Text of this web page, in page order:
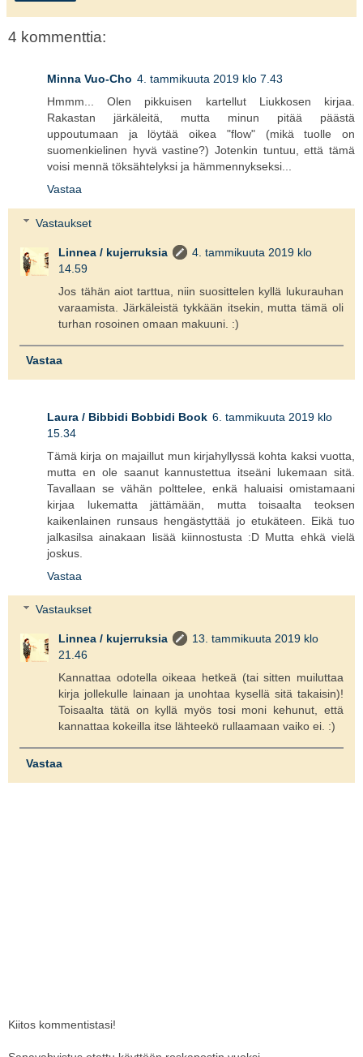
4 kommenttia:
Minna Vuo-Cho 4. tammikuuta 2019 klo 7.43
Hmmm... Olen pikkuisen kartellut Liukkosen kirjaa.
Rakastan järkäleitä, mutta minun pitää päästä
uppoutumaan ja löytää oikea "flow" (mikä tuolle on
suomenkielinen hyvä vastine?) Jotenkin tuntuu, että tämä
voisi mennä töksähtelyksi ja hämmennykseksi...
Vastaa
Vastaukset
Linnea / kujerruksia
4. tammikuuta 2019 klo
14.59
Jos tähän aiot tarttua, niin suosittelen kyllä lukurauhan
varaamista. Järkäleistä tykkään itsekin, mutta tämä oli
turhan rosoinen omaan makuuni. :)
Vastaa
Laura / Bibbidi Bobbidi Book 6. tammikuuta 2019 klo
15.34
Tämä kirja on majaillut mun kirjahyllyssä kohta kaksi vuotta,
mutta en ole saanut kannustettua itseäni lukemaan sitä.
Tavallaan se vähän polttelee, enkä haluaisi omistamaani
kirjaa lukematta jättämään, mutta toisaalta teoksen
kaikenlainen runsaus hengästyttää jo etukäteen. Eikä tuo
jalkasilsa ainakaan lisää kiinnostusta :D Mutta ehkä vielä
joskus.
Vastaa
Vastaukset
Linnea / kujerruksia
13. tammikuuta 2019 klo
21.46
Kannattaa odotella oikeaa hetkeä (tai sitten muiluttaa
kirja jollekulle lainaan ja unohtaa kysellä sitä takaisin)!
Toisaalta tätä on kyllä myös tosi moni kehunut, että
kannattaa kokeilla itse lähteekö rullaamaan vaiko ei. :)
Vastaa
Kiitos kommentistasi!